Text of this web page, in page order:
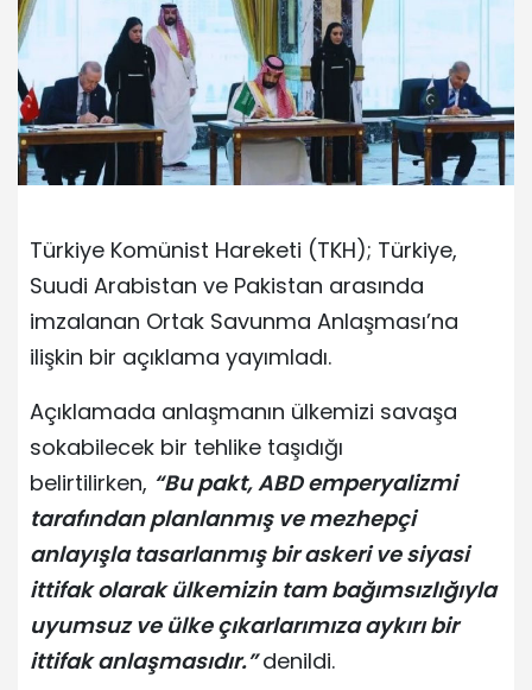
Türkiye Komünist Hareketi (TKH); Türkiye,
Suudi Arabistan ve Pakistan arasında
imzalanan Ortak Savunma Anlaşması’na
ilişkin bir açıklama yayımladı.
Açıklamada anlaşmanın ülkemizi savaşa
sokabilecek bir tehlike taşıdığı
belirtilirken, “Bu pakt, ABD emperyalizmi
tarafından planlanmış ve mezhepçi
anlayışla tasarlanmış bir askeri ve siyasi
ittifak olarak ülkemizin tam bağımsızlığıyla
uyumsuz ve ülke çıkarlarımıza aykırı bir
ittifak anlaşmasıdır.” denildi.